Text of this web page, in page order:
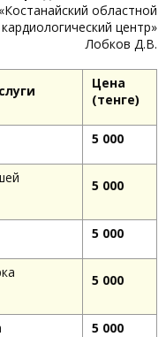
областной
кардиологический центр»
Лобков Д.В.
Цена
(тенге)
5 000
5 000
5 000
5 000
5 000